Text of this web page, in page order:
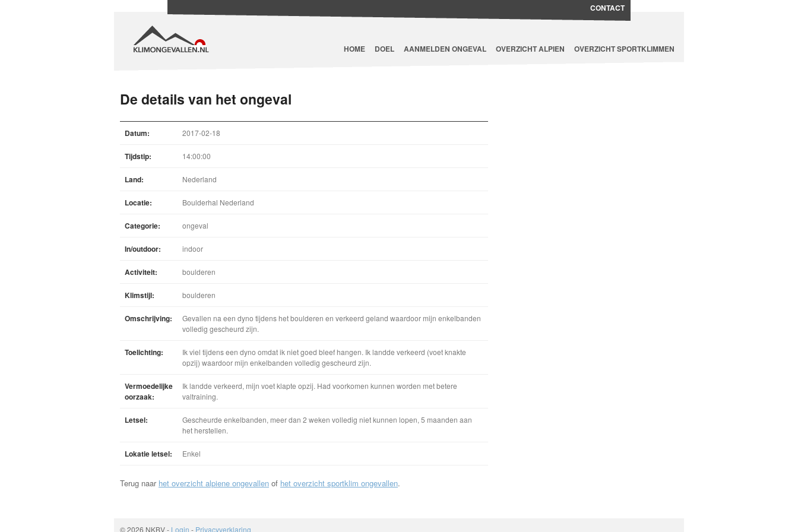
HOME DOEL AANMELDEN ONGEVAL OVERZICHT ALPIEN OVERZICHT SPORTKLIMMEN
CONTACT
De details van het ongeval
Datum: 2017-02-18
Tijdstip: 14:00:00
Land: Nederland
Locatie: Boulderhal Nederland
Categorie: ongeval
In/outdoor: indoor
Activiteit: boulderen
Klimstijl: boulderen
Omschrijving:
Gevallen na een dyno tijdens het boulderen en verkeerd geland waardoor mijn enkelbanden
volledig gescheurd zijn.
Toelichting:
Ik viel tijdens een dyno omdat ik niet goed bleef hangen. Ik landde verkeerd (voet knakte
opzij) waardoor mijn enkelbanden volledig gescheurd zijn.
Vermoedelijke
oorzaak:
Ik landde verkeerd, mijn voet klapte opzij. Had voorkomen kunnen worden met betere
valtraining.
Letsel:
Gescheurde enkelbanden, meer dan 2 weken volledig niet kunnen lopen, 5 maanden aan
het herstellen.
Lokatie letsel: Enkel
Terug naar het overzicht alpiene ongevallen of het overzicht sportklim ongevallen.
© 2026 NKBV- Login - Privacyverklaring